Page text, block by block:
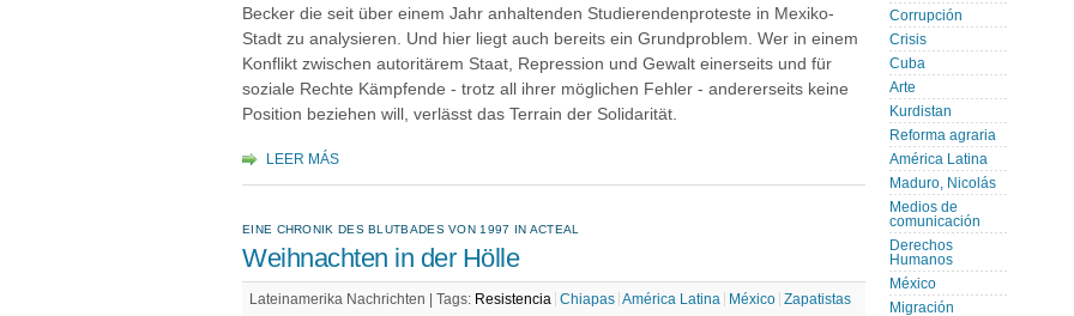
Becker die seit über einem Jahr anhaltenden Studierendenproteste in Mexiko-
Stadt zu analysieren. Und hier liegt auch bereits ein Grundproblem. Wer in einem
Konflikt zwischen autoritärem Staat, Repression und Gewalt einerseits und für
soziale Rechte Kämpfende - trotz all ihrer möglichen Fehler - andererseits keine
Position beziehen will, verlässt das Terrain der Solidarität.
LEER MÁS
EINE CHRONIK DES BLUTBADES VON 1997 IN ACTEAL
Weihnachten in der Hölle
Lateinamerika Nachrichten | Tags: Resistencia Chiapas América Latina México Zapatistas
Corrupción
Crisis
Cuba
Arte
Kurdistan
Reforma agraria
América Latina
Maduro, Nicolás
Medios de
comunicación
Derechos
Humanos
México
Migración